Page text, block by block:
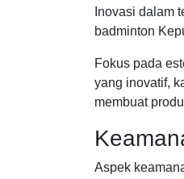
Inovasi dalam
badminton
Fokus pada
yang inovatif,
membuat
Aspek